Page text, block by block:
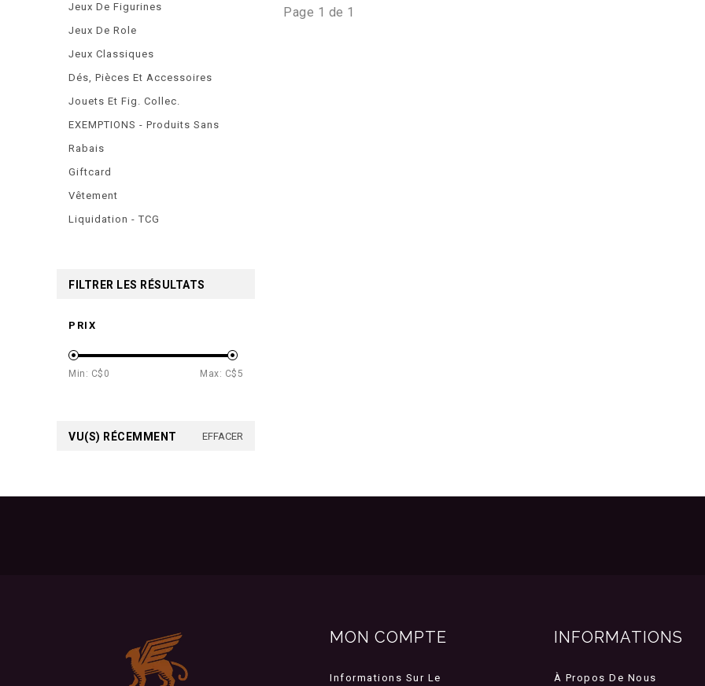
Page 1 de 1
Jeux De Figurines
Jeux De Role
Jeux Classiques
Dés, Pièces Et Accessoires
Jouets Et Fig. Collec.
EXEMPTIONS - Produits Sans
Rabais
Giftcard
Vêtement
Liquidation - TCG
FILTRER LES RÉSULTATS
PRIX
Min: C$ 0 Max: C$ 5
VU(S) RÉCEMMENT EFFACER
MON COMPTE
Informations Sur Le
INFORMATIONS
À Propos De Nous